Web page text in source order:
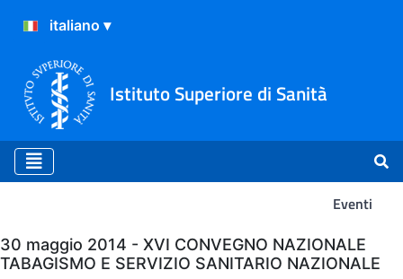
Istituto Superiore di Sanità
Eventi
Eventi
30 maggio 2014 - XVI CONVEGNO NAZIONALE
TABAGISMO E SERVIZIO SANITARIO NAZIONALE